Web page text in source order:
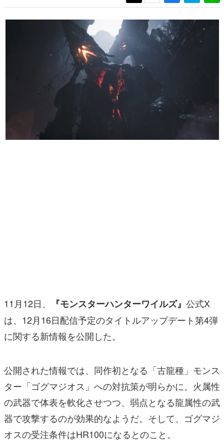
日本のモバイルゲーム史における主要なトピック・タイト
ルを網羅するほか、開発者へのインタビューや識者による
解説を掲載。約20年の歴史が一望できる決定版！
若ゲのいたり〜ゲームクリエイターの青春〜
『うつヌケ』『ペンと箸』等で知られるマンガ家・田中圭
一先生によるゲーム業界レポートマンガです。
なんでゲームは面白い？
ゲーム開発者・hamatsu氏がゲームの魅力を画面や操作の
具体的な形から解き明かしていく、硬派で骨太な評論連載
「経験値」「裏技」「ラスボス」… ゲームにまつわる言葉
電ファミニコゲーマーとは？
運営：株式会社マレ
11月12日、 『モンスターハンターワイルズ』 公式X
は、12月16日配信予定のタイトルアップデート第4弾
に関する新情報を公開した。
公開された情報では、同作初となる「古龍種」モンス
ター「ゴグマジオス」への対抗策が明らかに。火属性
の武器で体表を軟化させつつ、弱点となる龍属性の武
器で攻撃するのが効果的なようだ。そして、ゴグマジ
オスの受注条件はHR100になるとのこと。